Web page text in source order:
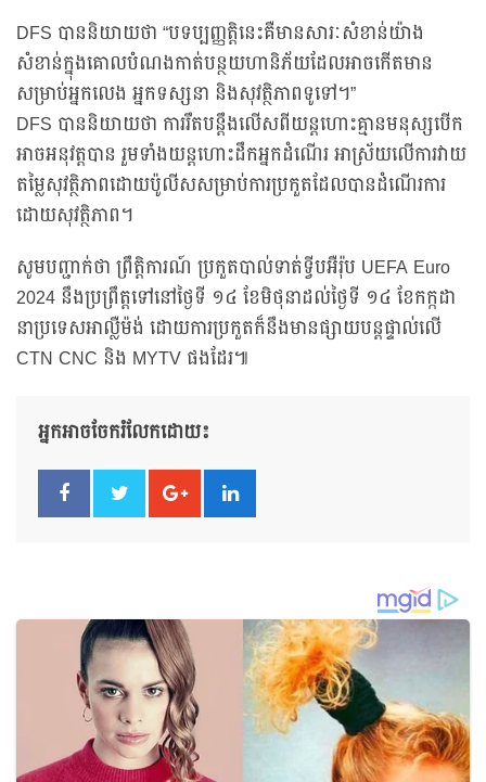
DFS បាននិយាយថា “បទប្បញ្ញត្តិនេះគឺមានសារៈសំខាន់យ៉ាង
សំខាន់ក្នុងគោលបំណងកាត់បន្ថយហានិភ័យដែលអាចកើតមាន
សម្រាប់អ្នកលេង អ្នកទស្សនា និងសុវត្ថិភាពទូទៅ។”
DFS បាននិយាយថា ការរឹតបន្តឹងលើសពីយន្តហោះគ្មានមនុស្សបើក
អាចអនុវត្តបាន រួមទាំងយន្តហោះដឹកអ្នកដំណើរ អាស្រ័យលើការវាយ
តម្លៃសុវត្ថិភាពដោយប៉ូលីសសម្រាប់ការប្រកួតដែលបានដំណើរការ
ដោយសុវត្ថិភាព។
សូមបញ្ជាក់ថា ព្រឹត្តិការណ៍ ប្រកួតបាល់ទាត់ទ្វីបអឺរ៉ុប UEFA Euro
2024 នឹងប្រព្រឹត្តទៅនៅថ្ងៃទី ១៤ ខែមិថុនាដល់ថ្ងៃទី ១៤ ខែកក្កដា
នាប្រទេសអាល្លឺម៉ង់ ដោយការប្រកួតក៏នឹងមានផ្សាយបន្តផ្ទាល់លើ
CTN CNC និង MYTV ផងដែរ៕
អ្នកអាចចែករំលែកដោយ៖